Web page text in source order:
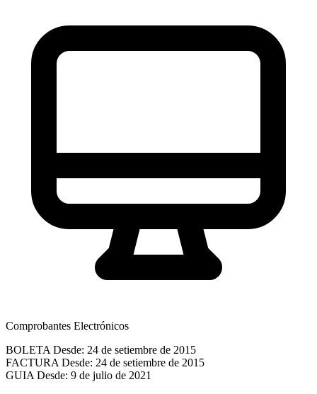
Comprobantes Electrónicos
BOLETA Desde: 24 de setiembre de 2015
FACTURA Desde: 24 de setiembre de 2015
GUIA Desde: 9 de julio de 2021